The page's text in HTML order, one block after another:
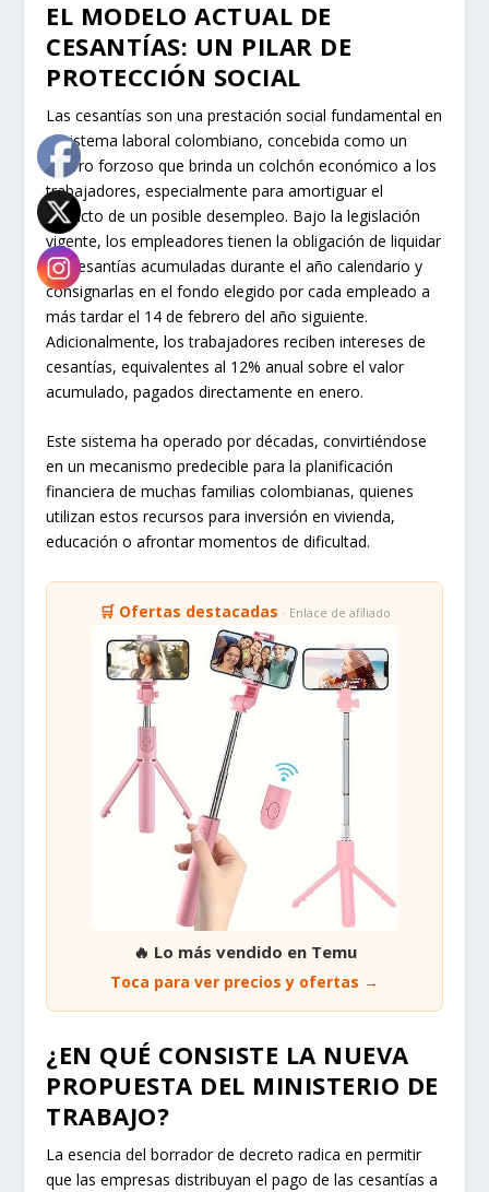
EL MODELO ACTUAL DE
CESANTÍAS: UN PILAR DE
PROTECCIÓN SOCIAL
Las cesantías son una prestación social fundamental en
el sistema laboral colombiano, concebida como un
ahorro forzoso que brinda un colchón económico a los
trabajadores, especialmente para amortiguar el
impacto de un posible desempleo. Bajo la legislación
vigente, los empleadores tienen la obligación de liquidar
las cesantías acumuladas durante el año calendario y
consignarlas en el fondo elegido por cada empleado a
más tardar el 14 de febrero del año siguiente.
Adicionalmente, los trabajadores reciben intereses de
cesantías, equivalentes al 12% anual sobre el valor
acumulado, pagados directamente en enero.
Este sistema ha operado por décadas, convirtiéndose
en un mecanismo predecible para la planificación
financiera de muchas familias colombianas, quienes
utilizan estos recursos para inversión en vivienda,
educación o afrontar momentos de dificultad.
🛒 Ofertas destacadas · Enlace de afiliado
🔥 Lo más vendido en Temu
Toca para ver precios y ofertas →
¿EN QUÉ CONSISTE LA NUEVA
PROPUESTA DEL MINISTERIO DE
TRABAJO?
La esencia del borrador de decreto radica en permitir
que las empresas distribuyan el pago de las cesantías a